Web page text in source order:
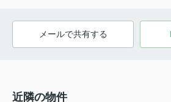
メールで共有する
近隣の物件